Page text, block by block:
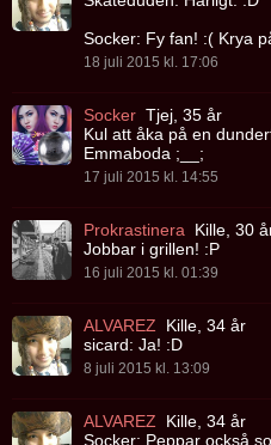
Socker: Fy fan! :( Krya
18 juli 2015 kl. 17:06
Socker Tjej, 35 år
Kul att åka på en
Emmaboda ;__;
17 juli 2015 kl. 14:55
Prokrastinera
Kille, 30
Jobbar i grillen! :P
16 juli 2015 kl. 01:39
ALVAREZ
Kille, 34 år
sicard: Ja! :D
8 juli 2015 kl. 13:09
ALVAREZ
Kille, 34 år
Socker: Peppar också